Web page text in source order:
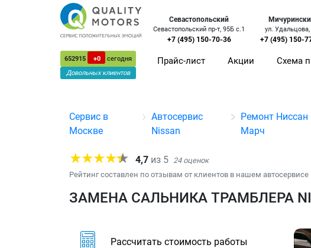
652915 +0
сегодня
Довольных клиентов
Севастопольский
Севастопольский пр-т, 95Б с.1
+7 (495) 150-70-36
ул. Удальцова,
+7 (495) 150-
Прайс-лист Акции Схема
Сервис в
Москве
Автосервис
Nissan
Ремонт Ниссан
Марч
4,7 из 5 24оценок
Рейтинг составлен по отзывам от клиентов в нашем
ЗАМЕНА САЛЬНИКА ТРАМБЛЕРА
Рассчитать стоимость работы